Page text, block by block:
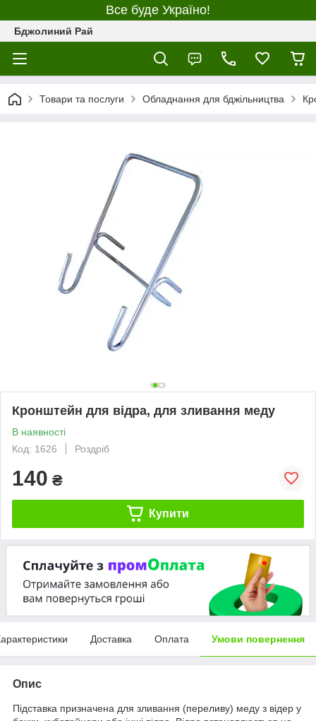
Все буде Україно!
Бджолиний Рай
Товари та послуги Обладнання для бджільництва
Кронштейн для відра, для зливання меду
В наявності
Код: 1626
Роздріб
140 ₴
Купити
Доставка Оплата Умови повернення
Опис
Підставка призначена для зливання (переливу) меду з відер у